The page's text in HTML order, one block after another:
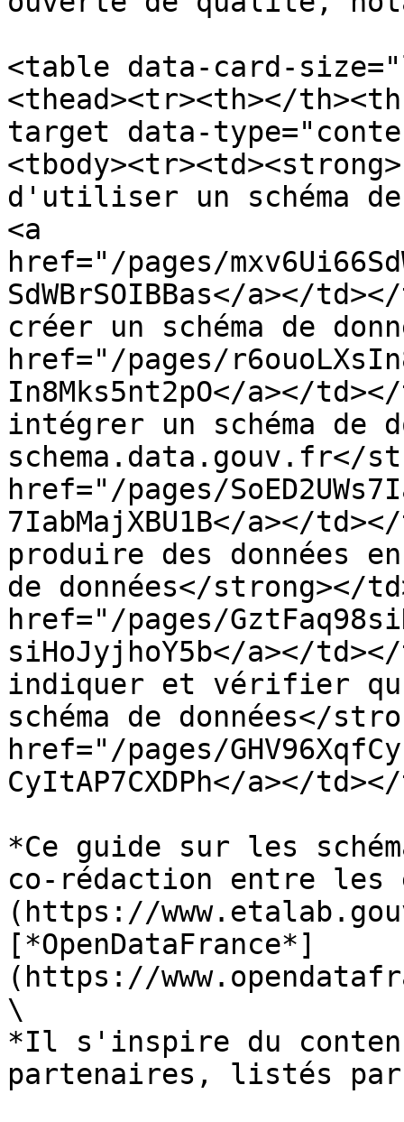
<table data-card-
<thead><tr><th></
target data-
d'utiliser un schéma de
<a
href="/pages/
SdWBrSOIBBas</a></
créer un schéma de
href="/pages/
In8Mks5nt2pO</a></
intégrer un schéma de
schema.data.gouv.fr</
href="/pages/
7IabMajXBU1B</a></
produire des données
de données</strong></
href="/pages/
siHoJyjhoY5b</a></
indiquer et vérifier
schéma de données</
href="/pages/
CyItAP7CXDPh</a></
*Ce guide sur les
co-rédaction entre
(https://
[*OpenDataFrance*]
(https://
\
*Il s'inspire du
partenaires, listés